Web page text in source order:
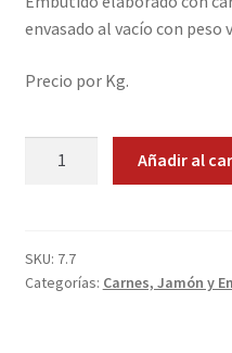
Promociones
Quienes somos
Términos y condiciones
envasado al vacío con peso
Precio por Kg.
cantidad
Añadir al
SKU: 7.7
Categorías: Carnes, Jamón y